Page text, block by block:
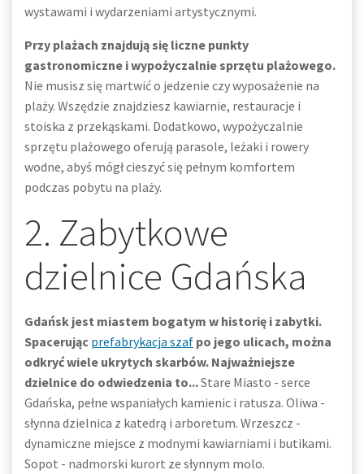
wystawami i wydarzeniami artystycznymi.
Przy plażach znajdują się liczne punkty
gastronomiczne i wypożyczalnie sprzętu plażowego.
Nie musisz się martwić o jedzenie czy wyposażenie na
plaży. Wszędzie znajdziesz kawiarnie, restauracje i
stoiska z przekąskami. Dodatkowo, wypożyczalnie
sprzętu plażowego oferują parasole, leżaki i rowery
wodne, abyś mógł cieszyć się pełnym komfortem
podczas pobytu na plaży.
2. Zabytkowe
dzielnice Gdańska
Gdańsk jest miastem bogatym w historię i zabytki.
Spacerując prefabrykacja szaf po jego ulicach, można
odkryć wiele ukrytych skarbów. Najważniejsze
dzielnice do odwiedzenia to...Stare Miasto - serce
Gdańska, pełne wspaniałych kamienic i ratusza. Oliwa -
słynna dzielnica z katedrą i arboretum. Wrzeszcz -
dynamiczne miejsce z modnymi kawiarniami i butikami.
Sopot - nadmorski kurort ze słynnym molo.